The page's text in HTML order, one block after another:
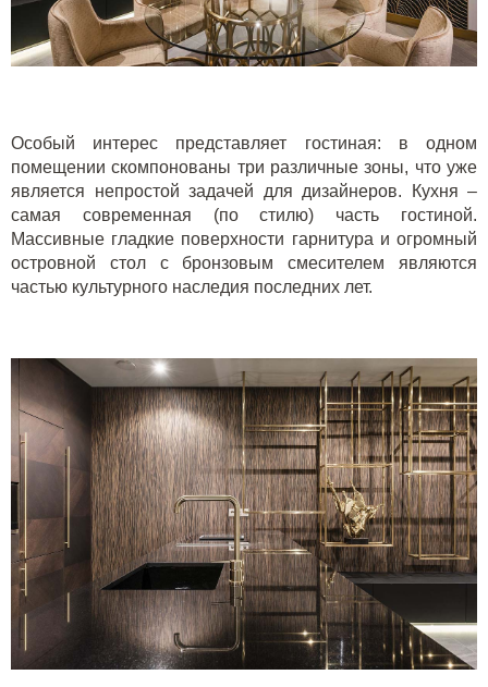
Особый интерес представляет гостиная: в одном
помещении скомпонованы три различные зоны, что уже
является непростой задачей для дизайнеров. Кухня –
самая современная (по стилю) часть гостиной.
Массивные гладкие поверхности гарнитура и огромный
островной стол с бронзовым смесителем являются
частью культурного наследия последних лет.